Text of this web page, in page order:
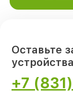
Оставьте
+7